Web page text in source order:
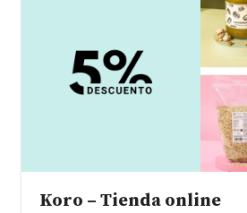
Koro – Tienda online